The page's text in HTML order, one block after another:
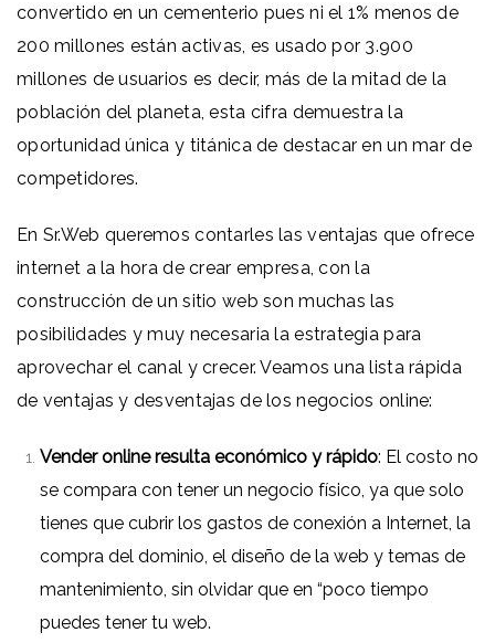
convertido en un cementerio pues ni el 1% menos de
200 millones están activas, es usado por 3.900
millones de usuarios es decir, más de la mitad de la
población del planeta, esta cifra demuestra la
oportunidad única y titánica de destacar en un mar de
competidores.
En Sr.Web queremos contarles las ventajas que ofrece
internet a la hora de crear empresa, con la
construcción de un sitio web son muchas las
posibilidades y muy necesaria la estrategia para
aprovechar el canal y crecer. Veamos una lista rápida
de ventajas y desventajas de los negocios online:
Vender online resulta económico y rápido: El costo no
se compara con tener un negocio físico, ya que solo
tienes que cubrir los gastos de conexión a Internet, la
compra del dominio, el diseño de la web y temas de
mantenimiento, sin olvidar que en “poco tiempo
puedes tener tu web.